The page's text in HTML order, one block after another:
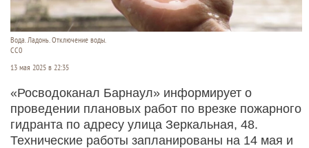
Вода. Ладонь. Отключение воды.
СС0
13 мая 2025 в 22:35
«Росводоканал Барнаул» информирует о
проведении плановых работ по врезке пожарного
гидранта по адресу улица Зеркальная, 48.
Технические работы запланированы на 14 мая и